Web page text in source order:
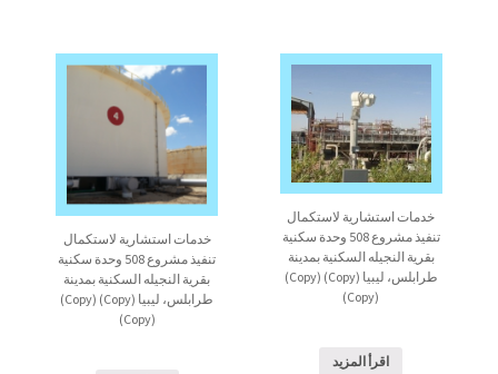
خدمات استشارية لاستكمال
تنفيذ مشروع 508 وحدة سكنية
بقرية النجيله السكنية بمدينة
طرابلس، ليبيا (Copy) (Copy)
(Copy)
خدمات استشارية لاستكمال
تنفيذ مشروع 508 وحدة سكنية
بقرية النجيله السكنية بمدينة
طرابلس، ليبيا (Copy) (Copy)
(Copy)
اقرأ المزيد